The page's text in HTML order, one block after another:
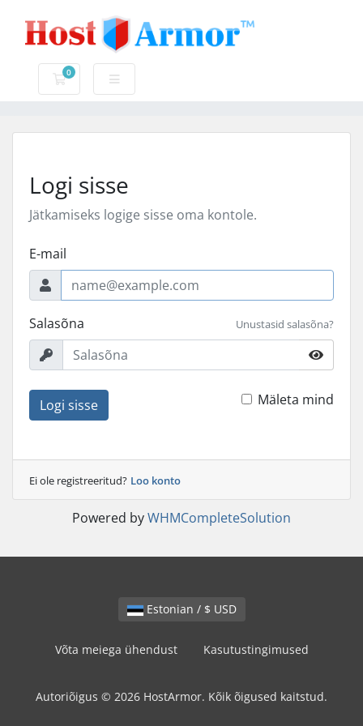
0
Ostukorv
Logi sisse
Jätkamiseks logige sisse oma kontole.
E-mail
Salasõna Unustasid salasõna?
Logi sisse Mäleta mind
Ei ole registreeritud? Loo konto
Powered byWHMCompleteSolution
Estonian / $ USD
Võta meiega ühendust Kasutustingimused
Autoriõigus © 2026 HostArmor. Kõik õigused kaitstud.